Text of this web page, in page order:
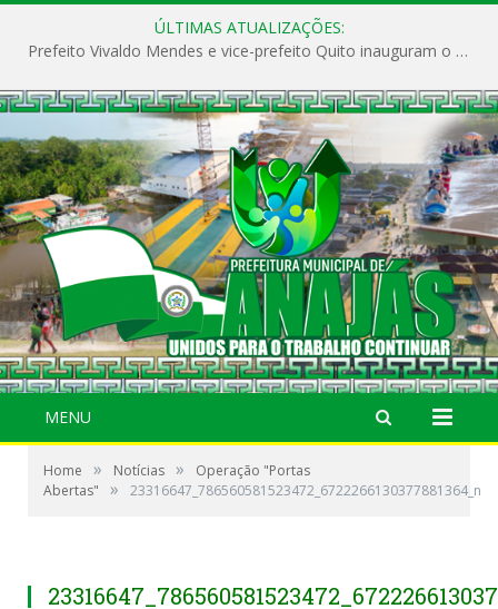
ÚLTIMAS ATUALIZAÇÕES:
Prefeito Vivaldo Mendes e vice-prefeito Quito inauguram o CAPS e fortalecem a saúde pública em Anajás.
MENU
Home » Notícias »
Operação "Portas
Abertas"
» 23316647_786560581523472_6722266130377881364_n